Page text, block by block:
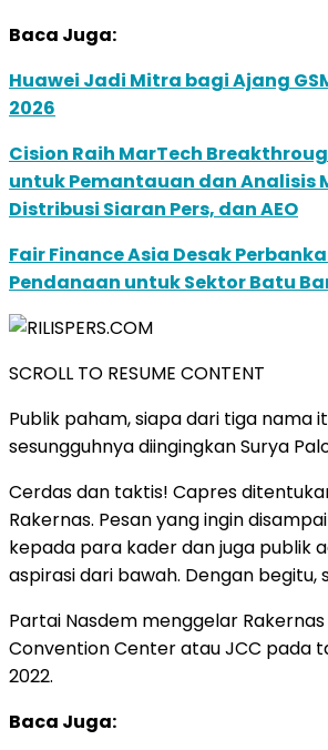
Baca Juga:
Huawei Jadi Mitra bagi Ajang
2026
Cision Raih MarTech
untuk Pemantauan dan Analisis
Distribusi Siaran Pers, dan AEO
Fair Finance Asia Desak
Pendanaan untuk Sektor Batu
SCROLL TO RESUME CONTENT
Publik paham, siapa dari tiga nama
sesungguhnya diingingkan Surya
Cerdas dan taktis! Capres
Rakernas. Pesan yang ingin
kepada para kader dan juga publik
aspirasi dari bawah. Dengan begitu,
Partai Nasdem menggelar
Convention Center atau JCC pada
2022.
Baca Juga: